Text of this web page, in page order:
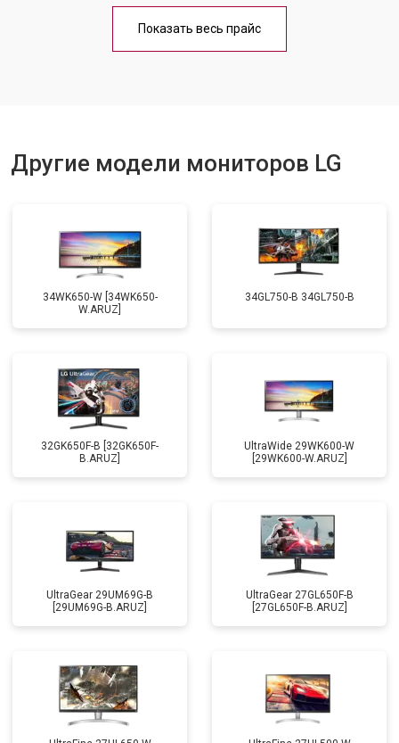
Показать весь прайс
Другие модели мониторов LG
34WK650-W [34WK650-
W.ARUZ]
34GL750-B 34GL750-B
32GK650F-B [32GK650F-
B.ARUZ]
UltraWide 29WK600-W
[29WK600-W.ARUZ]
UltraGear 29UM69G-B
[29UM69G-B.ARUZ]
UltraGear 27GL650F-B
[27GL650F-B.ARUZ]